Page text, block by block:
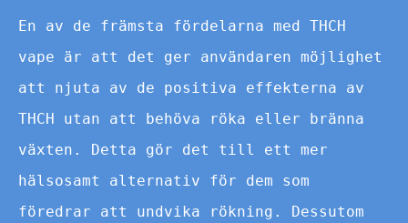
En av de främsta fördelarna med THCH
vape är att det ger användaren möjlighet
att njuta av de positiva effekterna av
THCH utan att behöva röka eller bränna
växten. Detta gör det till ett mer
hälsosamt alternativ för dem som
föredrar att undvika rökning. Dessutom